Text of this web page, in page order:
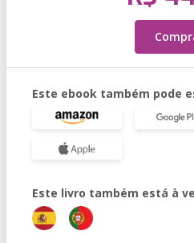
Este ebook também pode
Este livro também está à